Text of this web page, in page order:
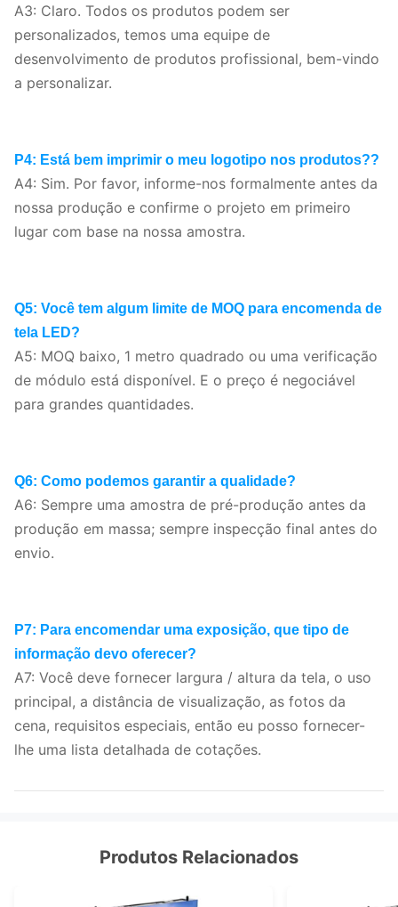
A3: Claro. Todos os produtos podem ser
personalizados, temos uma equipe de
desenvolvimento de produtos profissional, bem-vindo
a personalizar.
P4: Está bem imprimir o meu logotipo nos produtos??
A4: Sim. Por favor, informe-nos formalmente antes da
nossa produção e confirme o projeto em primeiro
lugar com base na nossa amostra.
Q5: Você tem algum limite de MOQ para encomenda de
tela LED?
A5: MOQ baixo, 1 metro quadrado ou uma verificação
de módulo está disponível. E o preço é negociável
para grandes quantidades.
Q6: Como podemos garantir a qualidade?
A6: Sempre uma amostra de pré-produção antes da
produção em massa; sempre inspecção final antes do
envio.
P7: Para encomendar uma exposição, que tipo de
informação devo oferecer?
A7: Você deve fornecer largura / altura da tela, o uso
principal, a distância de visualização, as fotos da
cena, requisitos especiais, então eu posso fornecer-
lhe uma lista detalhada de cotações.
Produtos Relacionados